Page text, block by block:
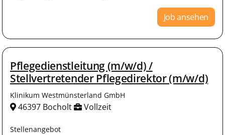
Job ansehen
Pflegedienstleitung (m/w/d) /
Stellvertretender Pflegedirektor (m/w/d)
Klinikum Westmünsterland GmbH
46397 Bocholt Vollzeit
Stellenangebot